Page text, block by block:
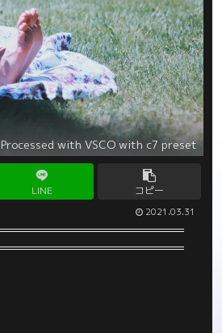
Processed with VSCO with c7 preset
LINE コピー
2021.03.31